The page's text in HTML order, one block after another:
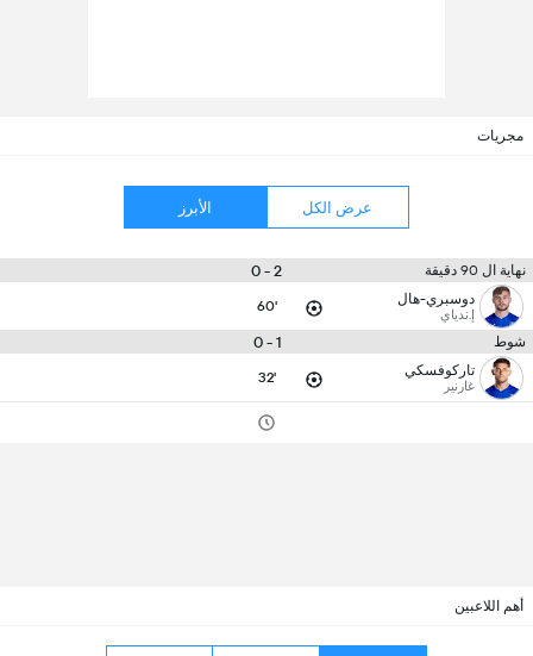
مجريات
عرض الكل الأبرز
نهاية ال 90 دقيقة 2 - 0
دوسبري-هال
إ.ندياي 60'
شوط 1 - 0
تاركوفسكي
غارنير 32'
أهم اللاعبين